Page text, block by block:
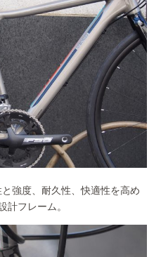
強度、耐久性、快適性を高め
計フレーム。